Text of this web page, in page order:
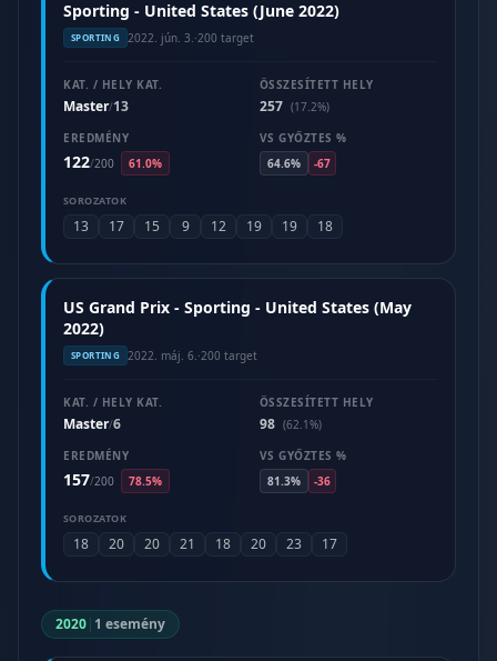
Sporting - United States (June 2022)
SPORTING 2022. jún. 3. ·200 target
KAT. / HELY KAT.
Master/13
ÖSSZESÍTETT HELY
257 (17.2%)
EREDMÉNY
122/200 61.0%
VS GYŐZTES %
64.6%
-67
SOROZATOK
13 17 15 9 12 19 19 18
US Grand Prix - Sporting - United States (May
2022)
SPORTING 2022. máj. 6. ·200 target
KAT. / HELY KAT.
Master/6
ÖSSZESÍTETT HELY
98 (62.1%)
EREDMÉNY
157/200 78.5%
VS GYŐZTES %
81.3%
-36
SOROZATOK
18 20 20 21 18 20 23 17
2020| 1 esemény